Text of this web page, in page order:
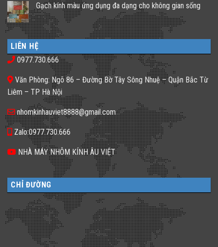
pháp
lấy
ánh
sáng
cho
nhà
phố
thiếu
sáng
tối
bình
luận
ở
𝐕𝐢̀
𝐒𝐚𝐨
𝐍𝐡𝐚̀
𝐇𝐚̀𝐧𝐠,
𝐊𝐡𝐚́𝐜𝐡
𝐒𝐚̣𝐧
𝐍𝐞̂𝐧
𝐆𝐚̣𝐜𝐡
𝐊𝐢́𝐧𝐡
𝐓𝐫𝐨𝐧𝐠
𝐓𝐡𝐢𝐞̂́𝐭
𝐊𝐞̂́?
Gạch kính màu ứng dụng đa dạng cho không gian sống
Không
có
bình
luận
ở
Gạch
kính
màu
đa
dạng
cho
không
gian
sống
LIÊN HỆ
0977.730.666
Văn Phòng: Ngõ 86 – Đường Bờ Tây Sông Nhuệ – Quận Bắc Từ
Liêm – TP Hà Nội
nhomkinhauviet8888@gmail.com
Zalo:0977.730.666
NHÀ MÁY NHÔM KÍNH ÂU VIỆT
CHỈ ĐƯỜNG